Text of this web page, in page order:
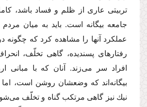
تربیتى عارى از ظلم و فساد باشد،
جامعه بیگانه است. باید به میان
عملكرد آنها را مشاهده كرد كه چگونه
رفتارهاى پسندیده، گاهى تخلّف،
افراد سر مى‌زند. آنان كه با مبانى
بیگانه‌اند كه وضعشان روشن است، اما
نیك نیز گاهى مرتكب گناه و تخلّف